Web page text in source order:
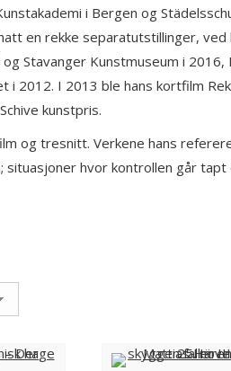
i Bergen og
en rekke separatutstillinger,
Stavanger Kunstmuseum i 2016,
2012. I 2013 ble hans kortfilm
kunstpris.
og tresnitt. Verkene hans
situasjoner hvor kontrollen går